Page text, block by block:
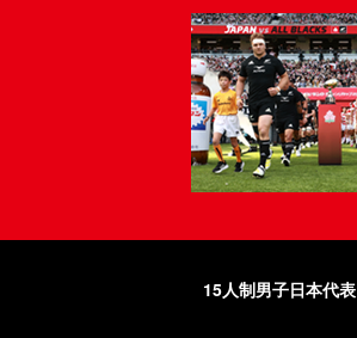
15人制男子日本代表